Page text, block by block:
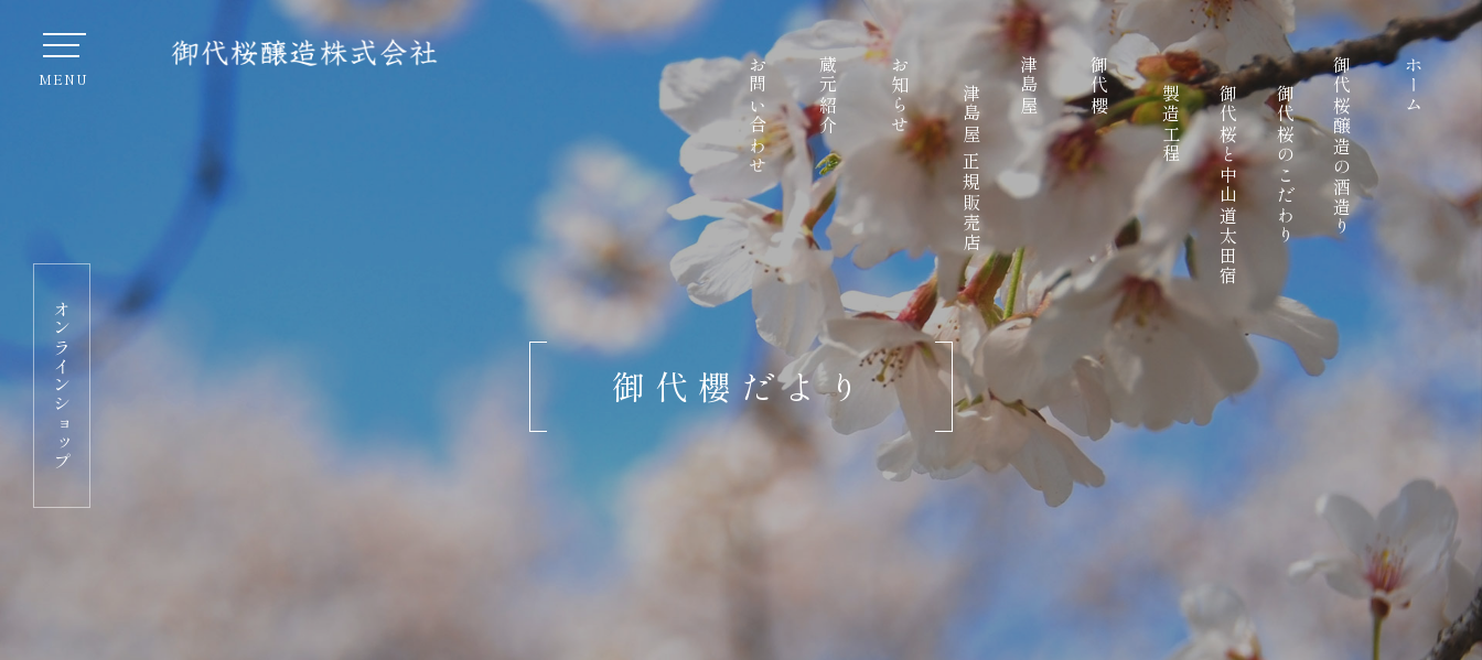
ホーム
御代桜醸造の酒造り
御代桜のこだわり
御代桜と中山道太田宿
製造工程
御代櫻
津島屋
津島屋 正規販売店
お知らせ
蔵元紹介
お問い合わせ
御代櫻だより
オンラインショップ